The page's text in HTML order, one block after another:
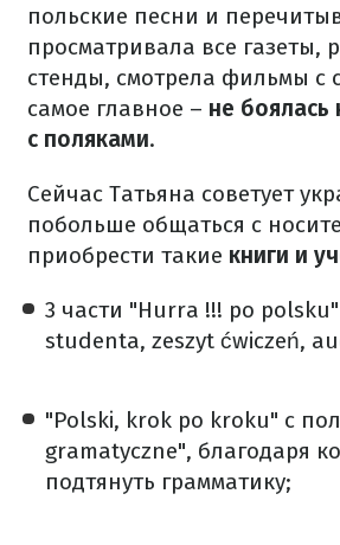
польские песни и
просматривала все газеты,
стенды, смотрела фильмы с
самое главное – не боялась
с поляками.
Сейчас Татьяна советует
побольше общаться с
приобрести такие книги и
3 части "Hurra !!! po
studenta, zeszyt ćwiczeń,
"Polski, krok po kroku" с
gramatyczne", благодаря
подтянуть грамматику;